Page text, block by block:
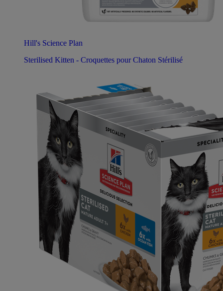
Hill's Science Plan
Sterilised Kitten - Croquettes pour Chaton Stérilisé